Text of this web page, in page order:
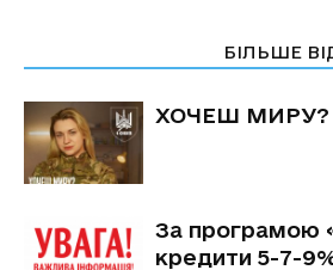
БІЛЬШЕ
ХОЧЕШ МИРУ?
За програмою
кредити 5-7-